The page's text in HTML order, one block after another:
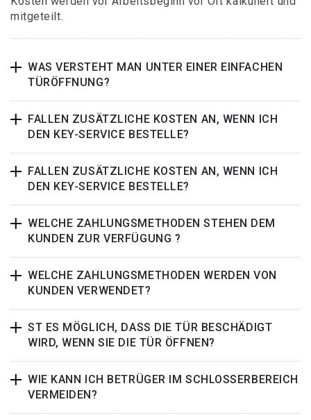
mitgeteilt.
WAS VERSTEHT MAN UNTER EINER EINFACHEN
TÜRÖFFNUNG?
FALLEN ZUSÄTZLICHE KOSTEN AN, WENN ICH
DEN KEY-SERVICE BESTELLE?
FALLEN ZUSÄTZLICHE KOSTEN AN, WENN ICH
DEN KEY-SERVICE BESTELLE?
WELCHE ZAHLUNGSMETHODEN STEHEN DEM
KUNDEN ZUR VERFÜGUNG ?
WELCHE ZAHLUNGSMETHODEN WERDEN VON
KUNDEN VERWENDET?
ST ES MÖGLICH, DASS DIE TÜR BESCHÄDIGT
WIRD, WENN SIE DIE TÜR ÖFFNEN?
WIE KANN ICH BETRÜGER IM SCHLOSSERBEREICH
VERMEIDEN?